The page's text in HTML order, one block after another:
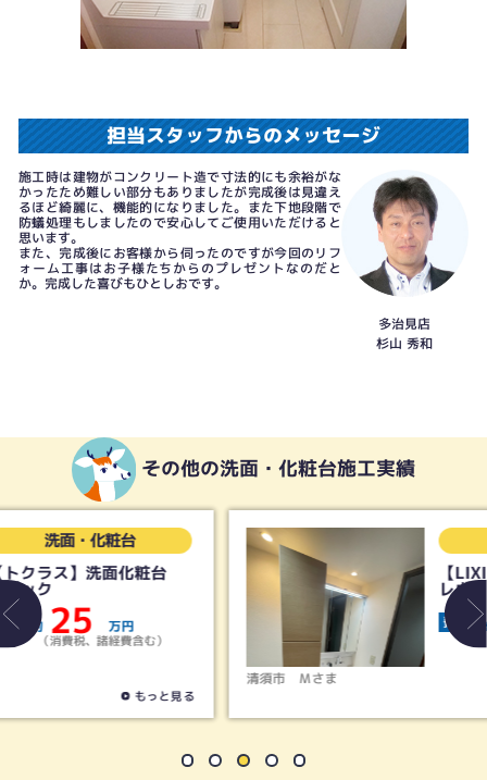
担当スタッフからのメッセージ
施工時は建物がコンクリート造で寸法的にも余裕がな
かったため難しい部分もありましたが完成後は見違え
るほど綺麗に、機能的になりました。また下地段階で
防蟻処理もしましたので安心してご使用いただけると
思います。
また、完成後にお客様から伺ったのですが今回のリフ
ォーム工事はお子様たちからのプレゼントなのだと
か。完成した喜びもひとしおです。
多治見店
杉山 秀和
その他の洗面・化粧台施工実績
【LIXIL】洗面化粧台 ク
36 万円
（消費税、諸経費含む）